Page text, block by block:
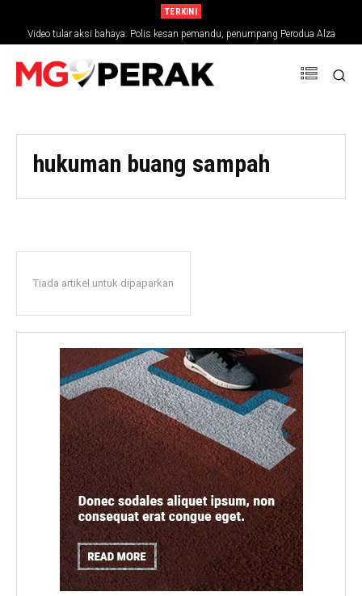
TERKINI
Video tular aksi bahaya: Polis kesan pemandu, penumpang Perodua Alza
hukuman buang sampah
Tiada artikel untuk dipaparkan